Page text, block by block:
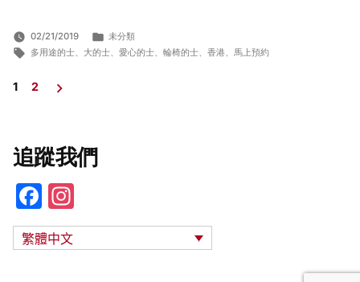
02/21/2019
分
類:
未分類
標
多用途的士、 大的士、 愛心的士、 輪椅的士、 香港、 馬上預約
文
導
覽
1 2
追蹤我們
F
a
c
st
a
繁體中文